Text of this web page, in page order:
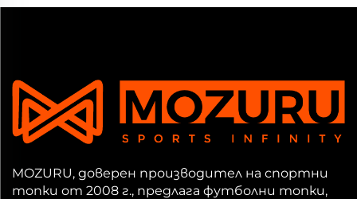
MOZURU, доверен производител на спортни
топки от 2008 г., предлага футболни топки,